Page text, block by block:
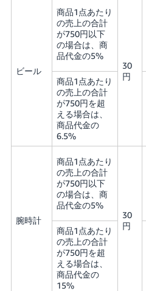
ビール
商品1点あたり
の売上の合計
が750円以下
の場合は、商
品代金の5%
30
円
商品1点あたり
の売上の合計
が750円を超
える場合は、
商品代金の
6.5%
腕時計
商品1点あたり
の売上の合計
が750円以下
の場合は、商
品代金の5%
30
円
商品1点あたり
の売上の合計
が750円を超
える場合は、
商品代金の
15%